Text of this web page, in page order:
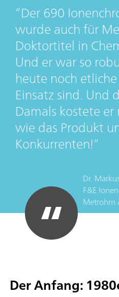
Der 690
wurde auch für
Doktortitel in
Und er war so
heute noch
Einsatz sind. Und
Damals kostete
wie das Produkt
Konkurrenten!
Dr.
F&E
Metrohm
Der Anfang: